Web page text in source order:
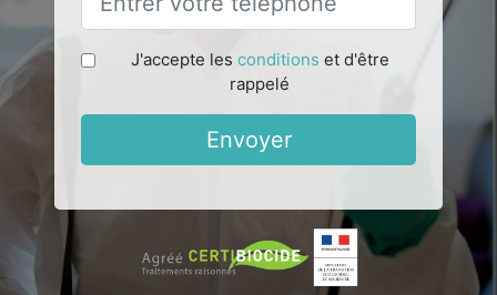
J'accepte les conditions et d'être
rappelé
Envoyer